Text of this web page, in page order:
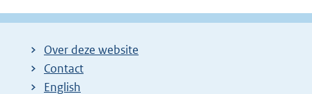
r
g
Over deze website
Contact
English